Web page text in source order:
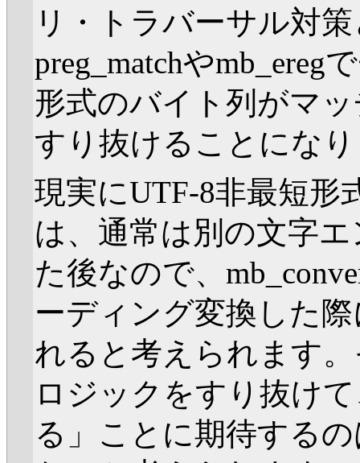
リ・トラバーサル対
preg_matchやmb_ereg
形式のバイト列がマ
すり抜けることにな
現実にUTF-8非最短形
は、通常は別の文字
た後なので、
ーディング変換した
れると考えられます
ロジックをすり抜け
る」ことに期待する